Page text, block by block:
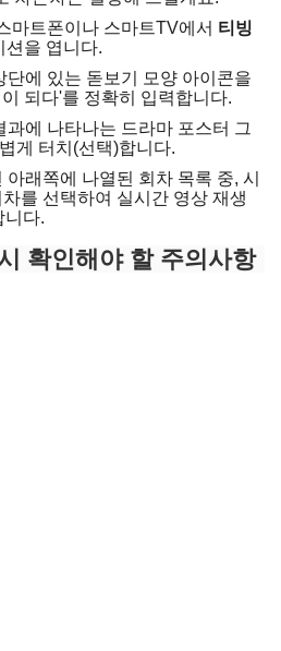
마트폰이나 스마트TV에서 티빙
션을 엽니다.
단에 있는 돋보기 모양 아이콘을
되다'를 정확히 입력합니다.
과에 나타나는 드라마 포스터 그
게 터치(선택)합니다.
아래쪽에 나열된 회차 목록 중, 시
를 선택하여 실시간 영상 재생
니다.
확인해야 할 주의사항